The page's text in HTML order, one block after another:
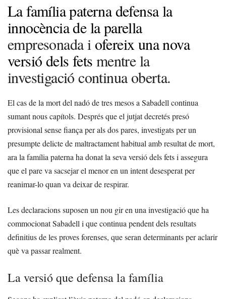
La família paterna defensa la
innocència de la parella
empresonada iofereix una nova
versió dels fets mentre la
investigació continua oberta.
El cas de la mort del nadó de tres mesos a Sabadell continua
sumant nous capítols. Després que el jutjat decretés presó
provisional sense fiança per als dos pares, investigats per un
presumpte delicte de maltractament habitual amb resultat de mort,
ara la família paterna ha donat la seva versió dels fets i assegura
que el pare va sacsejar el menor en un intent desesperat per
reanimar-lo quan va deixar de respirar.
Les declaracions suposen un nou gir en una investigació que ha
commocionat Sabadell i que continua pendent dels resultats
definitius de les proves forenses, que seran determinants per aclarir
què va passar realment.
La versió que defensa la família